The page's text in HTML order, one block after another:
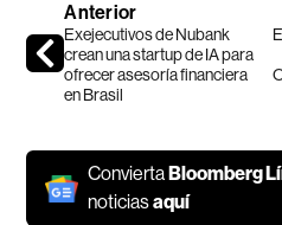
Anterior
Exejecutivos de Nubank
crean una startup de IA para
ofrecer asesoría financiera
en Brasil
Convierta Bloomberg
noticiasaquí